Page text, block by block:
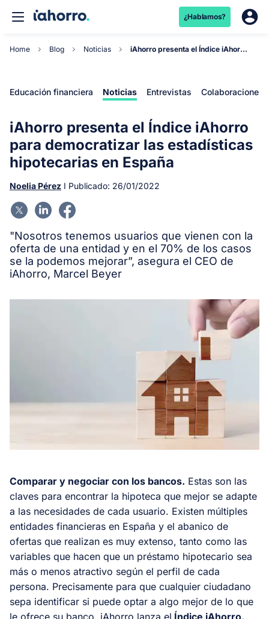
¿Hablamos?
Home Blog Noticias iAhorro presenta el Índice iAhorro para democrat...
Educación financiera Noticias Entrevistas Colaboraciones
iAhorro presenta el Índice iAhorro
para democratizar las estadísticas
hipotecarias en España
Noelia Pérez I Publicado: 26/01/2022
"Nosotros tenemos usuarios que vienen con la
oferta de una entidad y en el 70% de los casos
se la podemos mejorar”, asegura el CEO de
iAhorro, Marcel Beyer
Comparar y negociar con los bancos. Estas son las
claves para encontrar la hipoteca que mejor se adapte
a las necesidades de cada usuario. Existen múltiples
entidades financieras en España y el abanico de
ofertas que realizan es muy extenso, tanto como las
variables que hacen que un préstamo hipotecario sea
más o menos atractivo según el perfil de cada
persona. Precisamente para que cualquier ciudadano
sepa identificar si puede optar a algo mejor de lo que
le ofrece su banco, iAhorro lanza el Índice iAhorro.